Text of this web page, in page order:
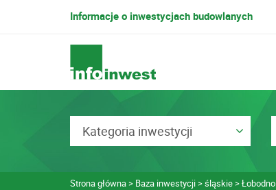
Informacje o inwestycjach budowlanych
Kategoria inwestycji
Strona główna Baza inwestycji śląskie Łobodno